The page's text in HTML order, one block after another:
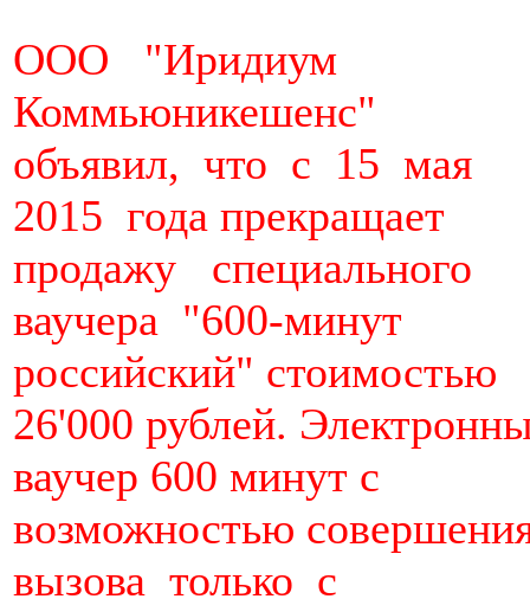
ООО "Иридиум
Коммьюникешенс"
объявил, что с 15 мая
2015 года прекращает
продажу специального
ваучера "600-минут
российский" стоимостью
26'000 рублей.
ваучер 600 минут с
возможностью
вызова только с